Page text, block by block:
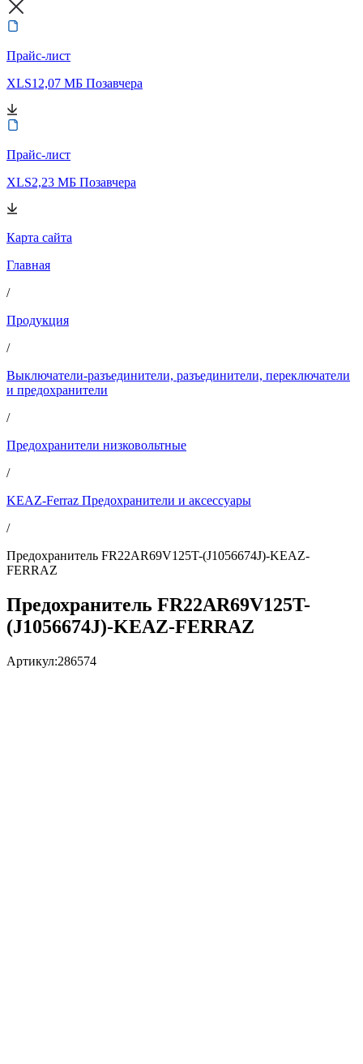
Прайс-лист
XLS12,07 МБ Позавчера
Прайс-лист
XLS2,23 МБ Позавчера
Карта сайта
Главная
/
Продукция
/
Выключатели-разъединители, разъединители, переключатели
и предохранители
/
Предохранители низковольтные
/
KEAZ-Ferraz Предохранители и аксессуары
/
Предохранитель FR22AR69V125T-(J1056674J)-KEAZ-
FERRAZ
Предохранитель FR22AR69V125T-
(J1056674J)-KEAZ-FERRAZ
Артикул:286574